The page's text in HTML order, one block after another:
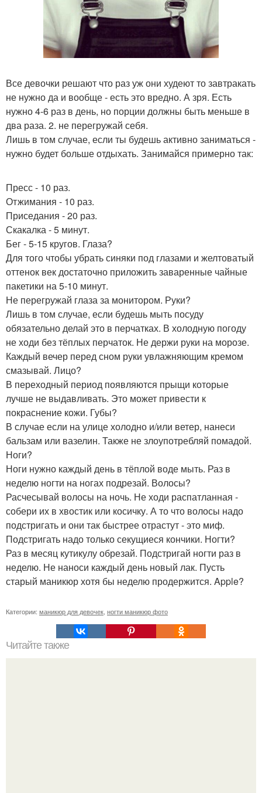
Все девочки решают что раз уж они худеют то завтракать
не нужно да и вообще - есть это вредно. А зря. Есть
нужно 4-6 раз в день, но порции должны быть меньше в
два раза. 2. не перегружай себя.
Лишь в том случае, если ты будешь активно заниматься -
нужно будет больше отдыхать. Занимайся примерно так:
Пресс - 10 раз.
Отжимания - 10 раз.
Приседания - 20 раз.
Скакалка - 5 минут.
Бег - 5-15 кругов. Глаза?
Для того чтобы убрать синяки под глазами и желтоватый
оттенок век достаточно приложить заваренные чайные
пакетики на 5-10 минут.
Не перегружай глаза за монитором. Руки?
Лишь в том случае, если будешь мыть посуду
обязательно делай это в перчатках. В холодную погоду
не ходи без тёплых перчаток. Не держи руки на морозе.
Каждый вечер перед сном руки увлажняющим кремом
смазывай. Лицо?
В переходный период появляются прыщи которые
лучше не выдавливать. Это может привести к
покраснение кожи. Губы?
В случае если на улице холодно и/или ветер, нанеси
бальзам или вазелин. Также не злоупотребляй помадой.
Ноги?
Ноги нужно каждый день в тёплой воде мыть. Раз в
неделю ногти на ногах подрезай. Волосы?
Расчесывай волосы на ночь. Не ходи распатланная -
собери их в хвостик или косичку. А то что волосы надо
подстригать и они так быстрее отрастут - это миф.
Подстригать надо только секущиеся кончики. Ногти?
Раз в месяц кутикулу обрезай. Подстригай ногти раз в
неделю. Не наноси каждый день новый лак. Пусть
старый маникюр хотя бы неделю продержится. Apple?
Категории: маникюр для девочек ногти маникюр фото
Читайте также